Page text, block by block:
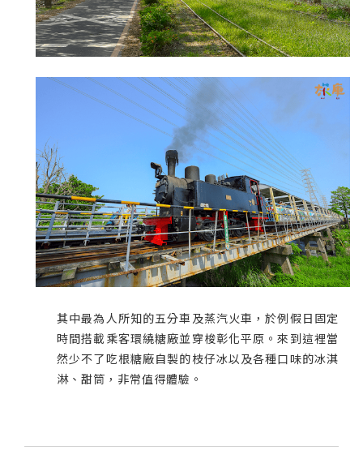
其中最為人所知的五分車及蒸汽火車，於例假日固定
時間搭載乘客環繞糖廠並穿梭彰化平原。來到這裡當
然少不了吃根糖廠自製的枝仔冰以及各種口味的冰淇
淋、甜筒，非常值得體驗。